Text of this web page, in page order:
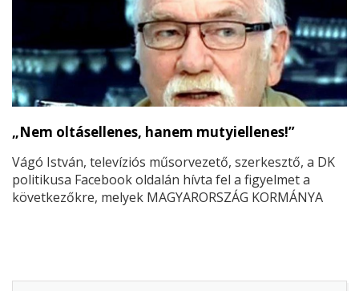
„Nem oltásellenes, hanem mutyiellenes!”
Vágó István, televíziós műsorvezető, szerkesztő, a DK
politikusa Facebook oldalán hívta fel a figyelmet a
következőkre, melyek MAGYARORSZÁG KORMÁNYA